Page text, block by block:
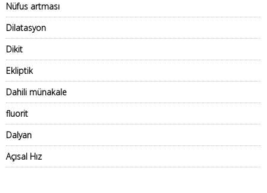
Nüfus artması
Dilatasyon
Dikit
Ekliptik
Dahili münakale
fluorit
Dalyan
Açısal Hız